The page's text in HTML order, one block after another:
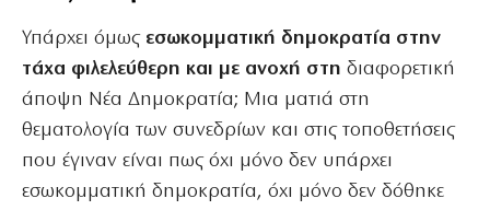
Υπάρχει όμως εσωκομματική δημοκρατία στην
τάχα φιλελεύθερη και με ανοχή στη διαφορετική
άποψη Νέα Δημοκρατία; Μια ματιά στη
θεματολογία των συνεδρίων και στις τοποθετήσεις
που έγιναν είναι πως όχι μόνο δεν υπάρχει
εσωκομματική δημοκρατία, όχι μόνο δεν δόθηκε